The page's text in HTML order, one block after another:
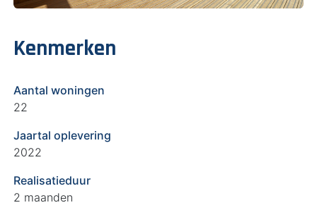
Kenmerken
Aantal woningen
22
Jaartal oplevering
2022
Realisatieduur
2 maanden